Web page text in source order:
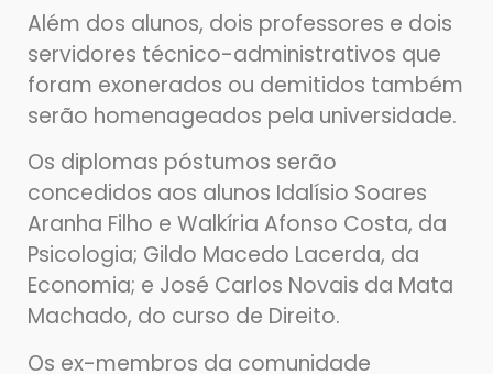
Além dos alunos, dois professores e dois
servidores técnico-administrativos que
foram exonerados ou demitidos também
serão homenageados pela universidade.
Os diplomas póstumos serão
concedidos aos alunos Idalísio Soares
Aranha Filho e Walkíria Afonso Costa, da
Psicologia; Gildo Macedo Lacerda, da
Economia; e José Carlos Novais da Mata
Machado, do curso de Direito.
Os ex-membros da comunidade